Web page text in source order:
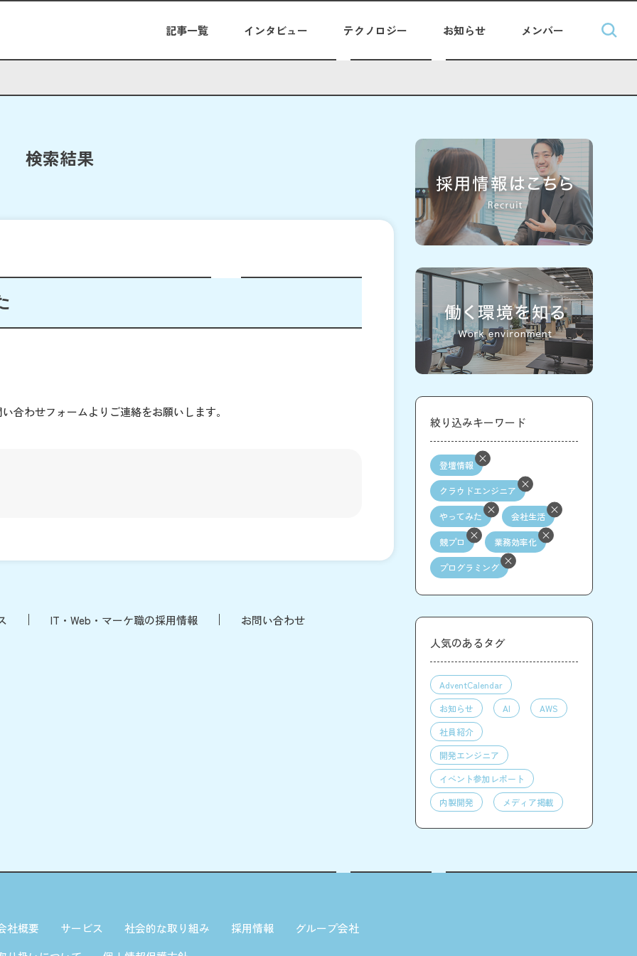
記事一覧 インタビュー テクノロジー お知らせ メンバー
検索結果
合わせフォームよりご連絡をお願いします。
IT・Web・マーケ職の採用情報 お問い合わせ
絞り込みキーワード
登壇情報
クラウドエンジニア
やってみた 会社生活
競プロ 業務効率化
プログラミング
人気のあるタグ
AdventCalendar
お知らせ
AI
AWS
社員紹介
開発エンジニア
イベント参加レポート
内製開発
メディア掲載
社概要 サービス 社会的な取り組み 採用情報
グループ会社